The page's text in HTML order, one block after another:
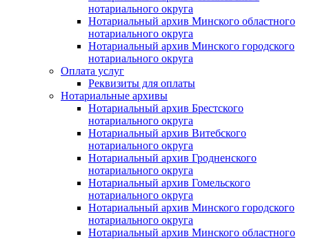
нотариального округа
Нотариальный архив Минского областного
нотариального округа
Нотариальный архив Минского городского
нотариального округа
Оплата услуг
Реквизиты для оплаты
Нотариальные архивы
Нотариальный архив Брестского
нотариального округа
Нотариальный архив Витебского
нотариального округа
Нотариальный архив Гродненского
нотариального округа
Нотариальный архив Гомельского
нотариального округа
Нотариальный архив Минского городского
нотариального округа
Нотариальный архив Минского областного